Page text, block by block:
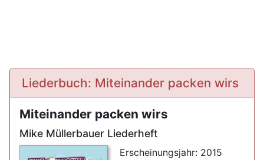
Liederbuch: Miteinander packen wirs
Miteinander packen wirs
Mike Müllerbauer Liederheft
Erscheinungsjahr: 2015